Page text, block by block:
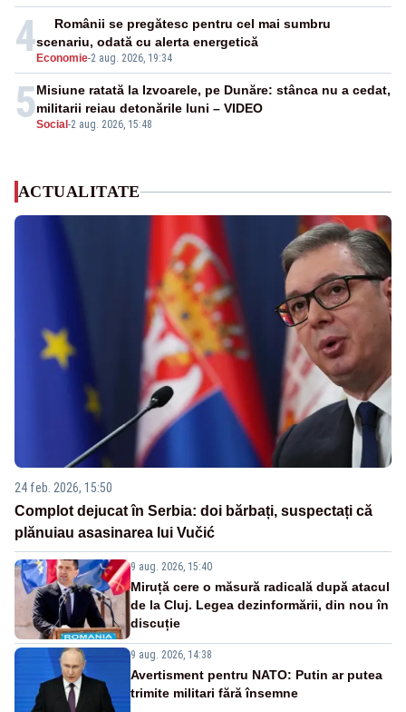
4 Economie-2 aug. 2026, 19:34
Românii se pregătesc pentru cel mai sumbru
scenariu, odată cu alerta energetică
5Social -2 aug. 2026, 15:48
Misiune ratată la Izvoarele, pe Dunăre: stânca nu a cedat,
militarii reiau detonările luni – VIDEO
ACTUALITATE
24 feb. 2026, 15:50
Complot dejucat în Serbia: doi bărbați, suspectați că
plănuiau asasinarea lui Vučić
9 aug. 2026, 15:40
Miruță cere o măsură radicală după atacul
de la Cluj. Legea dezinformării, din nou în
discuție
9 aug. 2026, 14:38
Avertisment pentru NATO: Putin ar putea
trimite militari fără însemne